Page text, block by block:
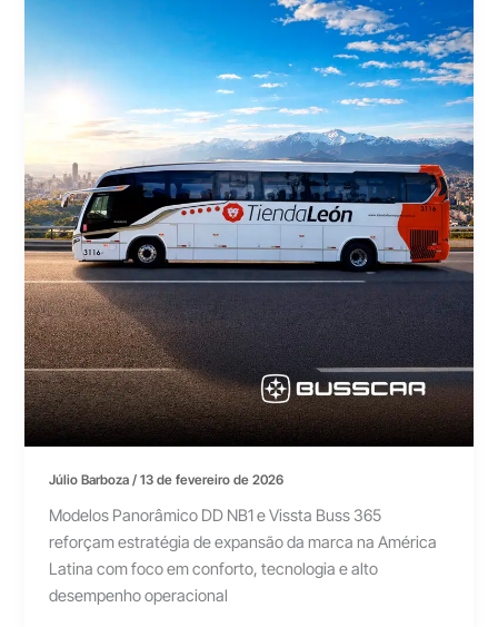
Júlio Barboza/13 de fevereiro de 2026
Modelos Panorâmico DD NB1 e Vissta Buss 365
reforçam estratégia de expansão da marca na América
Latina com foco em conforto, tecnologia e alto
desempenho operacional